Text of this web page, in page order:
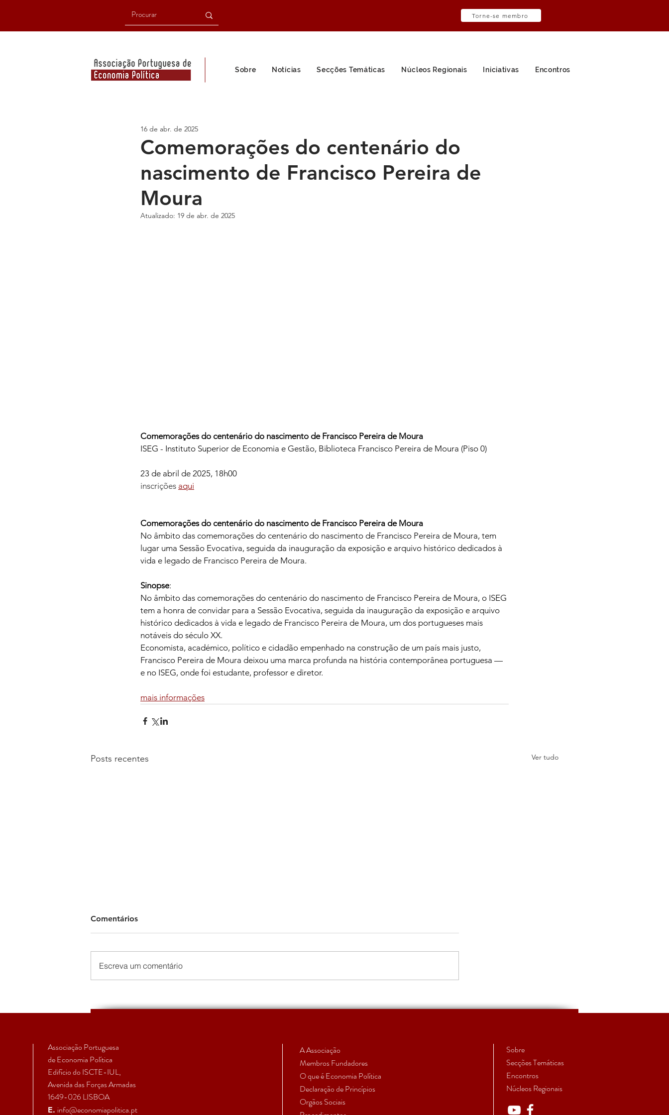
Torne-se membro
Sobre Notícias Secções Temáticas Núcleos Regionais Iniciativas Encontros
Comemorações do centenário do
nascimento de Francisco Pereira de
Moura
16 de abr. de 2025
Atualizado: 19 de abr. de 2025
Comemorações do centenário do nascimento de Francisco Pereira de Moura
ISEG - Instituto Superior de Economia e Gestão, Biblioteca Francisco Pereira de Moura (Piso 0)
23 de abril de 2025, 18h00
inscrições aqui
Comemorações do centenário do nascimento de Francisco Pereira de Moura
No âmbito das comemorações do centenário do nascimento de Francisco Pereira de Moura, tem
lugar uma Sessão Evocativa, seguida da inauguração da exposição e arquivo histórico dedicados à
vida e legado de Francisco Pereira de Moura.
Sinopse:
No âmbito das comemorações do centenário do nascimento de Francisco Pereira de Moura, o ISEG
tem a honra de convidar para a Sessão Evocativa, seguida da inauguração da exposição e arquivo
histórico dedicados à vida e legado de Francisco Pereira de Moura, um dos portugueses mais
notáveis do século XX.
Economista, académico, político e cidadão empenhado na construção de um país mais justo,
Francisco Pereira de Moura deixou uma marca profunda na história contemporânea portuguesa —
e no ISEG, onde foi estudante, professor e diretor.
mais informações
Posts recentes Ver tudo
Secção Temática de
Investigadores em Início de
submissão de trabalhos
Comentários
Escreva um comentário
Associação Portuguesa
de Economia Política
Edifício do ISCTE-IUL,
Avenida das Forças Armadas
1649-026 LISBOA
E. info@economiapolitica.pt
A Associação
Membros Fundadores
O que é Economia Política
Declaração de Princípios
Orgãos Sociais
Sobre
Secções Temáticas
Encontros
Núcleos Regionais